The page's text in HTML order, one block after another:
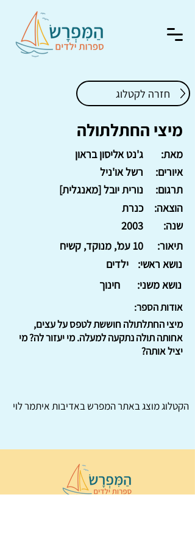
חזרה לקטלוג
מיצי החתלתולה
ג'נט אליסון בראון
מאת:
רשל או'ניל
איורים:
נורית יובל [מאנגלית]
תרגום:
כנרת
הוצאה:
2003
שנה:
10 עמ', מנוקד, קשיח
תיאור:
ילדים
נושא ראשי:
חינוך
נושא משני:
אודות הספר:
מיצי החתלתולה חוששת לטפס על עצים,
אחותה תולה נתקעה למעלה. מי יעזור לה? מי
יציל אותה?
הקטלוג מוצג באתרהמפרשבאדיבות איתמר לוי